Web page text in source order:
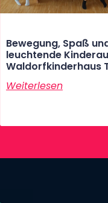
Bewegung, Spaß
leuchtende
Waldorfkinderhaus
Weiterlesen